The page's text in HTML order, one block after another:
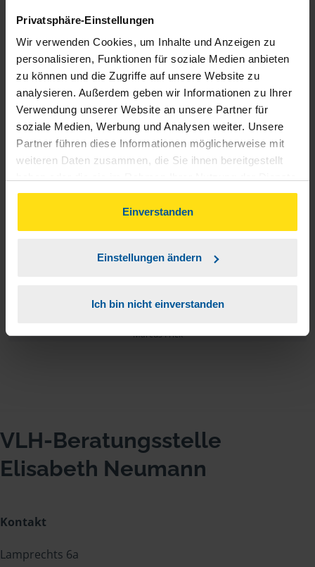
Privatsphäre-Einstellungen
Wir verwenden Cookies, um Inhalte und Anzeigen zu
personalisieren, Funktionen für soziale Medien anbieten
zu können und die Zugriffe auf unsere Website zu
analysieren. Außerdem geben wir Informationen zu Ihrer
Verwendung unserer Website an unsere Partner für
soziale Medien, Werbung und Analysen weiter. Unsere
Partner führen diese Informationen möglicherweise mit
weiteren Daten zusammen, die Sie ihnen bereitgestellt
gesammelt haben. Indem Sie auf Einverstanden klicken,
können Sie der Verwendung von Cookies, gemäß
unserer
Einverstanden
Einstellungen ändern
Ich bin nicht einverstanden
Sie mehrfach weiterempfohlen.
anonymes VLH-Mitglied
Wir sind rundherum gut beraten, dem ist nichts
hinzuzufügen! Besten Dank
K. Kapahnke
Service und Kompetenz-einfach TOP!
Marcus Frick
VLH-Beratungsstelle
Elisabeth Neumann
Kontakt
Lamprechts 6a